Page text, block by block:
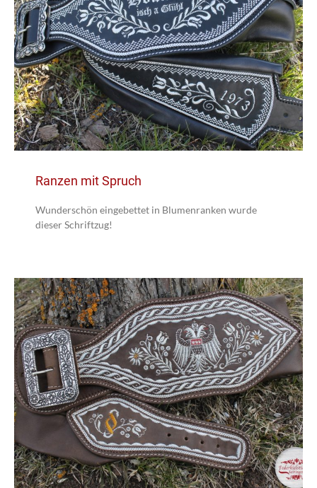
Ranzen mit Spruch
Wunderschön eingebettet in Blumenranken wurde
dieser Schriftzug!